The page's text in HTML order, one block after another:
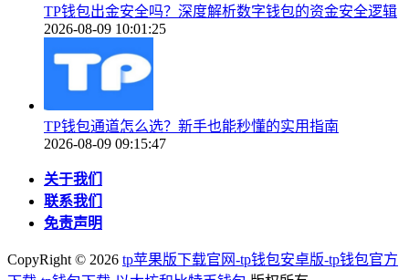
TP钱包出金安全吗？深度解析数字钱包的资金安全逻辑
2026-08-09 10:01:25
TP钱包通道怎么选？新手也能秒懂的实用指南
2026-08-09 09:15:47
关于我们
联系我们
免责声明
CopyRight © 2026 tp苹果版下载官网-tp钱包安卓版-tp钱包官方